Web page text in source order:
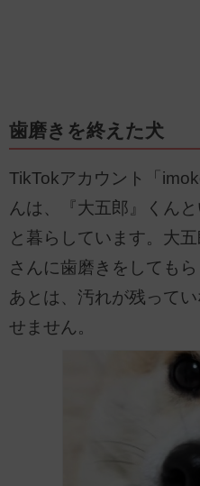
歯磨きを終えた犬
TikTokアカウント「
んは、『大五郎』くん
と暮らしています。大
さんに歯磨きをしても
あとは、汚れが残って
せません。